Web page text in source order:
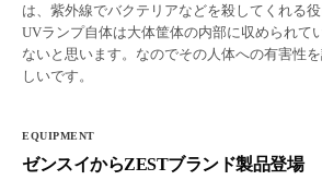
は、紫外線でバクテリアなどを殺してくれる役
UVランプ自体は大体筐体の内部に収められて
ないと思います。なのでその人体への有害性
しいです。
EQUIPMENT
ゼンスイからZESTブランド製品登場